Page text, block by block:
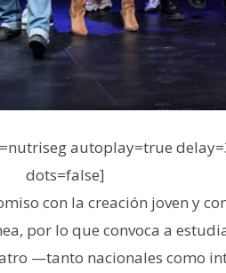
autoplay=true
dots=false]
con la creación joven y
por lo que convoca a
—tanto nacionales como